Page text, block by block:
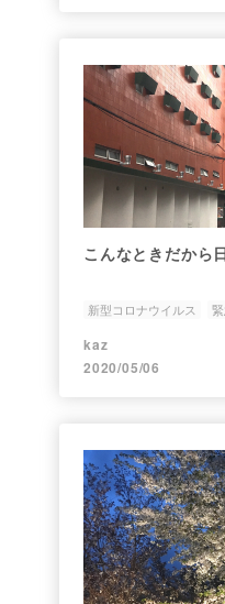
こんなときだから
新型コロナウイルス
kaz
2020/05/06